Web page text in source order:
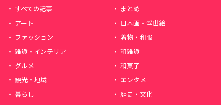
すべての記事
まとめ
アート
日本画・浮世絵
ファッション
着物・和服
雑貨・インテリア
和雑貨
グルメ
和菓子
観光・地域
エンタメ
暮らし
歴史・文化